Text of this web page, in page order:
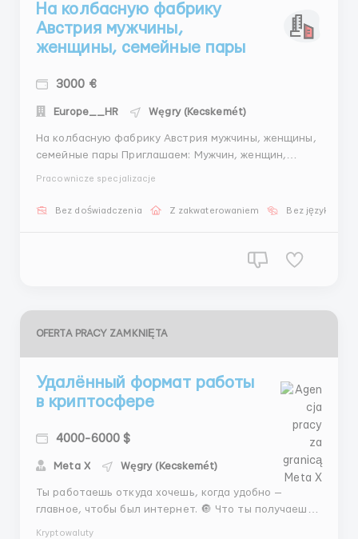
На колбасную фабрику
Австрия мужчины,
женщины, семейные пары
3000 €
Europe__HR Węgry (Kecskemét)
На колбасную фабрику Австрия мужчины, женщины,
семейные пары Приглашаем: Мужчин, женщин,
деликатесов и колбас из курицы и говядины. Опыт
Pracownicze specjalizacje
Bez doświadczenia Z zakwaterowaniem Bez języka
OFERTA PRACY ZAMKNIĘTA
Удалённый формат работы
в криптосфере
4000-6000 $
Meta X Węgry (Kecskemét)
Ты работаешь откуда хочешь, когда удобно —
главное, чтобы был интернет. 🔘 Что ты получаешь:
Kryptowaluty